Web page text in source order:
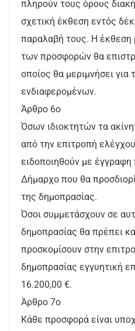
πληρούν τους όρους
σχετική έκθεση εντός
παραλαβή τους. Η έκθεση
των προσφορών θα
οποίος θα μεριμνήσει
ενδιαφερομένων.
Άρθρο 6ο
Όσων ιδιοκτητών τα
από την επιτροπή
ειδοποιηθούν με
Δήμαρχο που θα
της δημοπρασίας.
Όσοι συμμετάσχουν σε
δημοπρασίας θα πρέπει
προσκομίσουν στην
δημοπρασίας εγγυητική
16.200,00 €.
Άρθρο 7ο
Κάθε προσφορά είναι